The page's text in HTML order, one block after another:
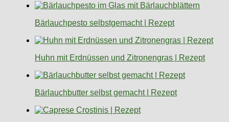
Bärlauchpesto selbstgemacht | Rezept
Huhn mit Erdnüssen und Zitronengras | Rezept
Bärlauchbutter selbst gemacht | Rezept